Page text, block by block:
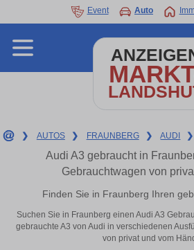
Event Auto
❯ AUTOS ❯ FRAUNBERG ❯ AUDI ❯
Audi A3 gebraucht in
Gebrauchtwagen von
Finden Sie in Fraunberg Ihren
Suchen Sie in Fraunberg einen Audi A3
gebrauchte A3 von Audi in verschiedenen
von privat und vom